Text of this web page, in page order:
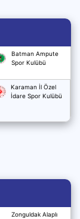
Batman Ampute
Spor Kulübü
Karaman İl Özel
İdare Spor Kulübü
Zonguldak Alaplı